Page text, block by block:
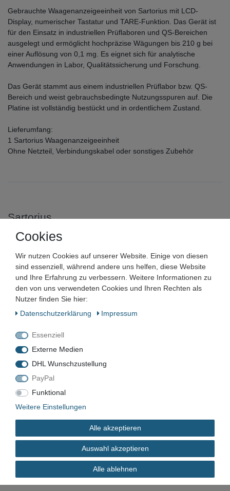
Gebrauchte Waagenanzeigeeinheit von Sartorius mit LCD-
Display, numerischer Tastatur und TARE-Funktion. Das Gerät ist
für den Einsatz in industriellen Prüflaboren und QS-Bereichen
ausgelegt und ermöglicht hochpräzise Wägungen bis 210 g bei
einer Auflösung von 0,1 mg. Es eignet sich für analytische
Anwendungen in Labor, Qualitätssicherung und Forschung.
Das Gerät stammt aus einem industriellen Prüflabor bzw. QS-
Bereich und weist gebrauchsbedingte Nutzungsspuren auf. Die
Platine ist vollständig bestückt und in ordentlichem Zustand.
Lieferumfang:
1 Sartorius Waagenanzeigeeinheit
Ohne Netzteil, Verbindungskabel oder sonstiges Zubehör
Sartorius
Sartorius Waagenanzeigeeinheit
Analysewaage bis 210 g
Auflösung 0,1 mg
WZA-2399
Gebraucht
33 434.025 - 00
200,00 EUR*
Cookies
Wir nutzen Cookies auf unserer Website. Einige von diesen
sind essenziell, während andere uns helfen, diese Website
und Ihre Erfahrung zu verbessern. Weitere Informationen zu
den von uns verwendeten Cookies und Ihren Rechten als
Nutzer finden Sie hier:
Daten­schutz­erklärung
Impressum
Essenziell
Externe Medien
DHL Wunschzustellung
PayPal
Funktional
Weitere Einstellungen
Alle akzeptieren
Auswahl akzeptieren
Alle ablehnen